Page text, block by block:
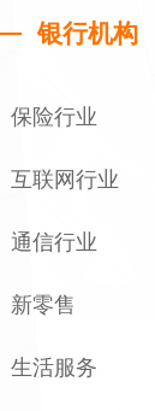
银行机构
保险行业
互联网行业
通信行业
新零售
生活服务